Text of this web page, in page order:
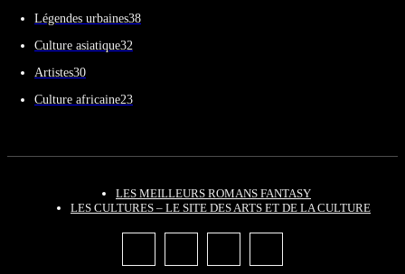
Légendes urbaines38
Culture asiatique32
Artistes30
Culture africaine23
LES MEILLEURS ROMANS FANTASY
LES CULTURES – LE SITE DES ARTS ET DE LA CULTURE